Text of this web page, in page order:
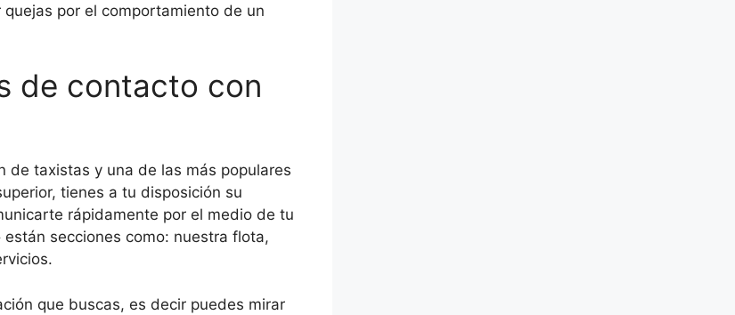
por el comportamiento de un
de contacto con
de taxistas y una de las más populares
tienes a tu disposición su
rápidamente por el medio de tu
secciones como: nuestra flota,
que buscas, es decir puedes mirar